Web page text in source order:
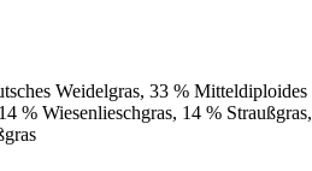
Weidelgras, 33 % Mitteldiploides
% Wiesenlieschgras, 14 % Straußgras,